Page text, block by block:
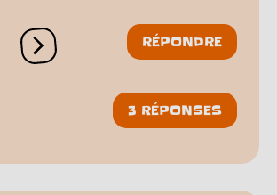
Ouvrir les réactions
RÉPONDRE
3 RÉPONSES